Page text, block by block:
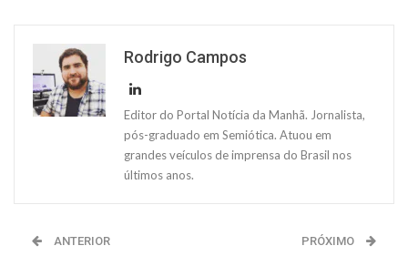
Rodrigo Campos
Editor do Portal Notícia da Manhã. Jornalista,
pós-graduado em Semiótica. Atuou em
grandes veículos de imprensa do Brasil nos
últimos anos.
ANTERIOR PRÓXIMO